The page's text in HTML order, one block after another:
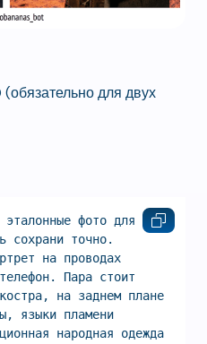
(обязательно для двух
эталонные фото для лиц
сохрани точно.
на проводах
Пара стоит
на заднем плане
языки пламени
народная одежда